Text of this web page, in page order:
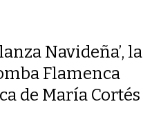
Navideña’, la
Flamenca
de María Cortés